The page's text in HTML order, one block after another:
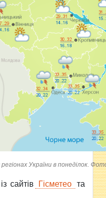
України в понеділок.
сайтів Гісметео та